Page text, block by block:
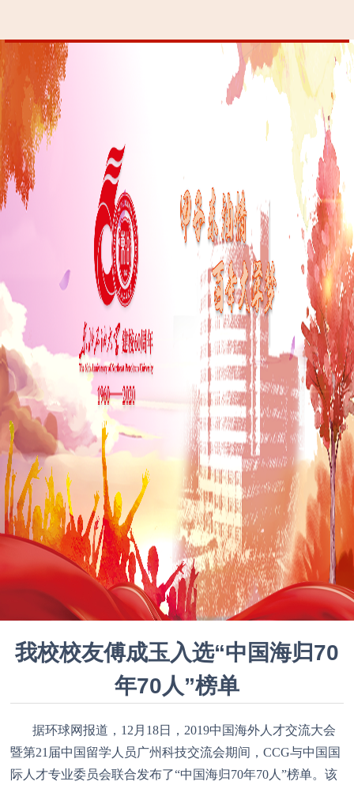
我校校友傅成玉入选“中国海归70
年70人”榜单
据环球网报道，12月18日，2019中国海外人才交流大会
暨第21届中国留学人员广州科技交流会期间，CCG与中国国
际人才专业委员会联合发布了“中国海归70年70人”榜单。该